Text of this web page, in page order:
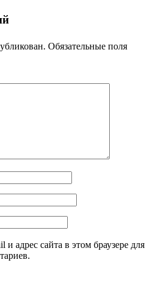
Обязательные поля
адрес сайта в этом браузере для